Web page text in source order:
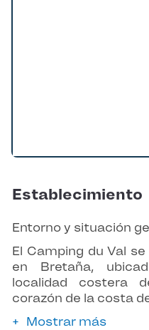
Establecimiento
Entorno y situación
El Camping du Val
en Bretaña,
localidad costera
corazón de la costa
Mostrar más